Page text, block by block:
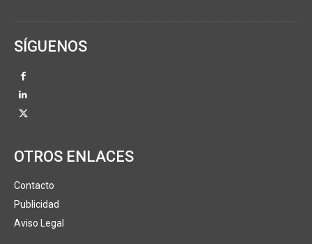
SÍGUENOS
OTROS ENLACES
Contacto
Publicidad
Aviso Legal